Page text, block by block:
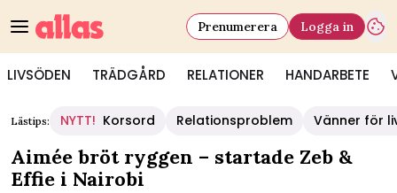
LIVSÖDEN TRÄDGÅRD RELATIONER HANDARBETE
Prenumerera Logga in
Lästips: NYTT! Korsord Relationsproblem Vänner för
Aimée bröt ryggen – startade Zeb &
Effie i Nairobi